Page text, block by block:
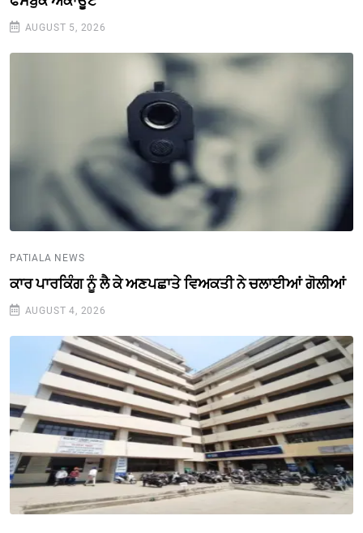
AUGUST 5, 2026
PATIALA NEWS
ਕਾਰ ਪਾਰਕਿੰਗ ਨੂੰ ਲੈ ਕੇ ਅਣਪਛਾਤੇ ਵਿਅਕਤੀ ਨੇ ਚਲਾਈਆਂ ਗੋਲੀਆਂ
AUGUST 4, 2026